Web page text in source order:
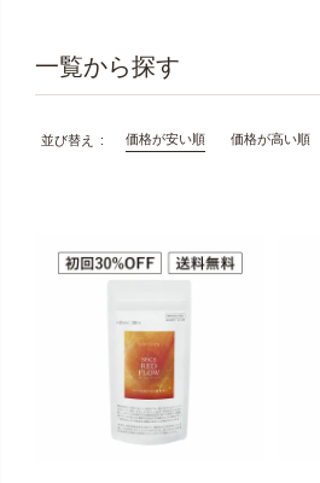
並び替え 価格が安い順 価格が高い順